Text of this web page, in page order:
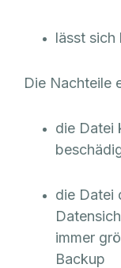
lässt sich
Die Nachteile
die Datei
die Datei
immer
Backup